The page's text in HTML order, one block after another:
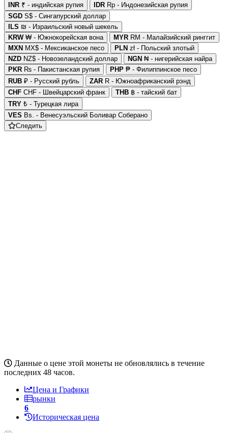
INR ₹ - индийская рупия IDR Rp - Индонезийская рупия
SGD S$ - Сингапурский доллар
ILS ₪ - Израильский новый шекель
KRW₩ - Южнокорейская вона MYR RM - Малайзийский ринггит
MXN MX$ - Мексиканское песо PLN zł - Польский злотый
NZD NZ$ - Новозеландский доллар NGN ₦ - нигерийская найра
PKR ₨ - Пакистанская рупия PHP ₱ - Филиппинское песо
RUB ₽ - Русский рубль ZAR R - Южноафриканский рэнд
CHF CHF - Швейцарский франк THB ฿ - тайский бат
TRY ₺ - Турецкая лира
VES Bs. - Венесуэльский Боливар Соберано
Следить
Данные о цене этой монеты не обновлялись в течение
последних 48 часов.
Цена и Графики
рынки
6
Историческая цена